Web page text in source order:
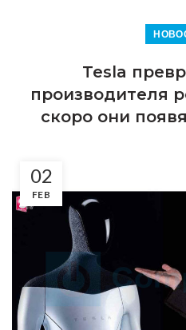
Tesla
производителя
скоро они
02
FEB